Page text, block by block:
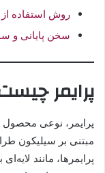
روش استفاده از
سخن پایانی و
پرایمر
پرایمر، نوعی محصول
مبتنی بر سیلیکون
پرایمرها، مانند